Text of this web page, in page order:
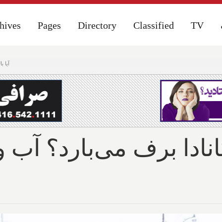
آیا
Pages Directory Classified TV
Pages Directory Classified TV